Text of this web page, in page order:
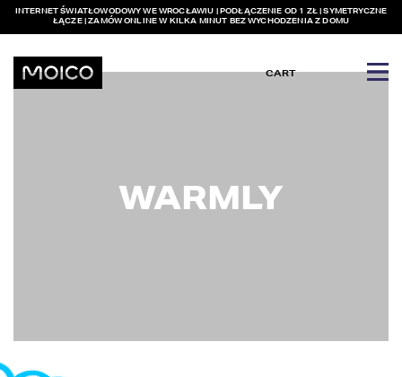
INTERNET ŚWIATŁOWODOWY WE WROCŁAWIU | PODŁĄCZENIE OD 1 ZŁ | SYMETRYCZNE
ŁĄCZE | ZAMÓW ONLINE W KILKA MINUT BEZ WYCHODZENIA Z DOMU
WARMLY